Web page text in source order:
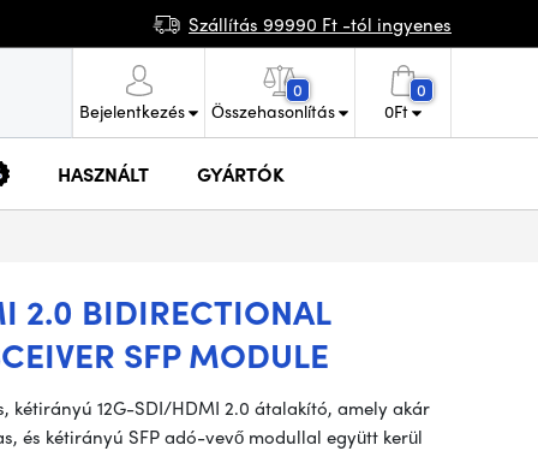
Szállítás 99990 Ft -tól ingyenes
Bejelentkezés
0
Összehasonlítás
0
0Ft
HASZNÁLT GYÁRTÓK
2.0 BIDIRECTIONAL
SFP MODULE
kétirányú 12G-SDI/HDMI 2.0 átalakító, amely akár
és kétirányú SFP adó-vevő modullal együtt kerül